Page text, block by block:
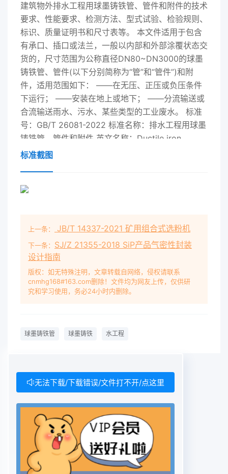
建筑物外排水工程用球墨铸铁管、管件和附件的技术
要求、性能要求、检测方法、型式试验、检验规则、
标识、质量证明书和尺寸表等。 本文件适用于包含
有承口、插口或法兰，一般以内部和外部涂覆状态交
货的，尺寸范围为公称直径DN80~DN3000的球墨
铸铁管、管件(以下分别简称为“管”和“管件”)和附
件，适用范围如下： ——在无压、正压或负压条件
下运行； ——安装在地上或地下； ——分流输送或
合流输送雨水、污水、某些类型的工业废水。 标准
号：GB/T 26081-2022 标准名称：排水工程用球墨
铸铁管、管件和附件 英文名称：Ductile iron
pipesfittings and accessories for sewerage
准：GB/T 41-2016 GB/T 201 GB/T 205 GB/T
GB/T 17456.2 GB/T 17457 GB/T 17671 GB/T
21873 GB/T 23858 GB/T 36173 GB/T 50125 ISO
7005-2 ISO 10803 采用标准：ISO 7186:2011《排
水工程用球墨铸铁产品》 MOD 修改采用
标准截图
上一条： JB/T 14337-2021 矿用组合式选粉机
下一条： SJ/Z 21355-2018 SiP产品气密性封装
设计指南
版权：如无特殊注明，文章转载自网络，侵权请联系
cnmhg168#163.com删除！文件均为网友上传，仅供研
究和学习使用，务必24小时内删除。
球墨铸铁管 球墨铸铁 水工程
无法下载/下载错误/文件打不开/点这里